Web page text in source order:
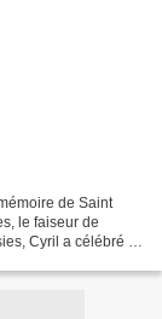
de Saint
le faiseur de
Cyril a célébré la